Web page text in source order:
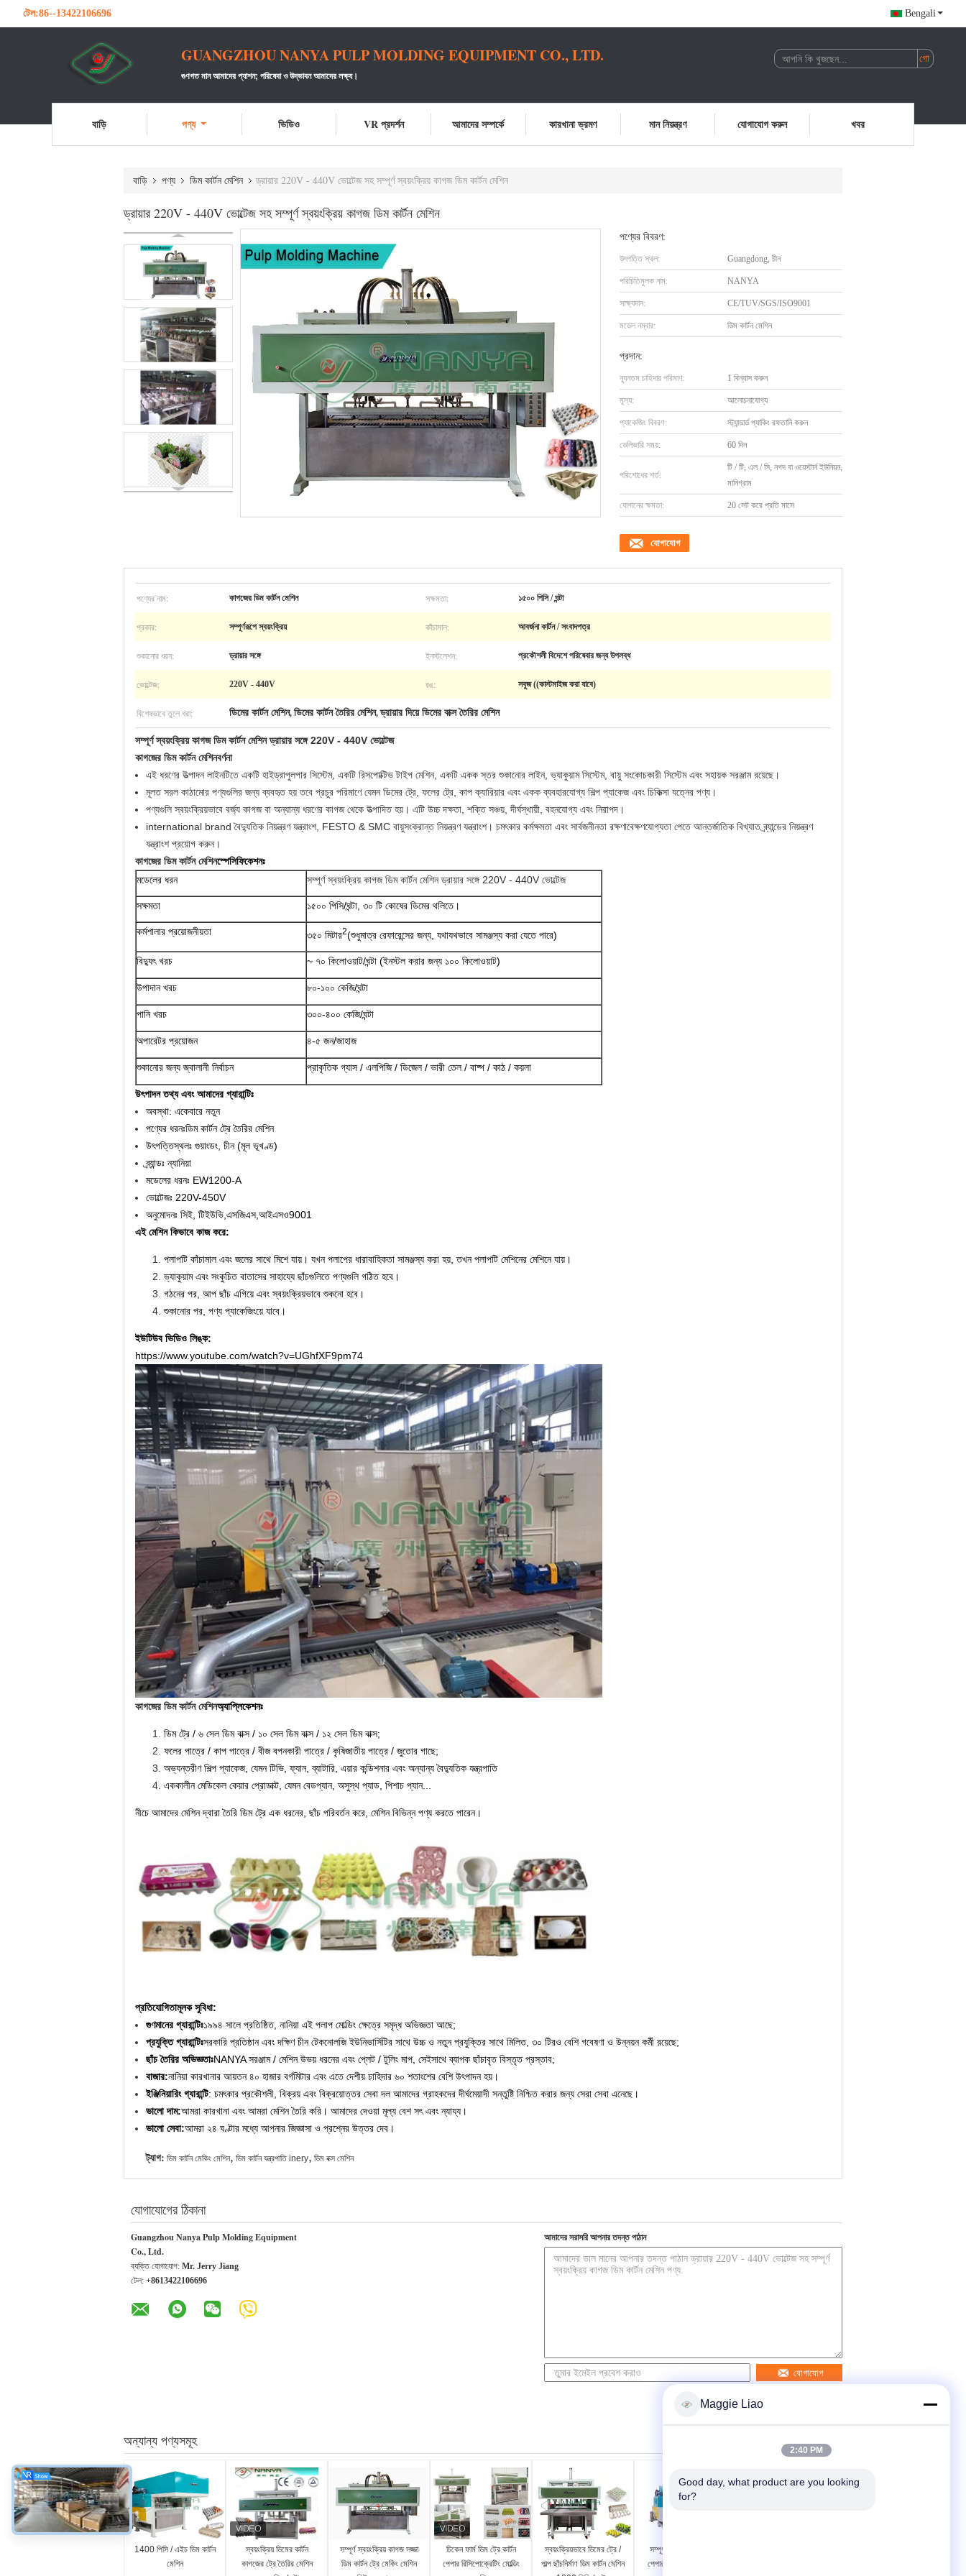
টেল:86--13422106696 Bengali
GUANGZHOU NANYA PULP MOLDING EQUIPMENT CO., LTD.
গুণগত মান আমাদের প্যাশন; পরিষেবা ও উদ্ভাবন আমাদের লক্ষ্য।
বাড়ি পণ্য ভিডিও VR প্রদর্শন আমাদের সম্পর্কে কারখানা ভ্রমণ মান নিয়ন্ত্রণ যোগাযোগ করুন খবর
বাড়ি পণ্য ডিম কার্টন মেশিন ড্রায়ার 220V - 440V ভোল্টেজ সহ সম্পূর্ণ স্বয়ংক্রিয় কাগজ ডিম কার্টন মেশিন
ড্রায়ার 220V - 440V ভোল্টেজ সহ সম্পূর্ণ স্বয়ংক্রিয় কাগজ ডিম কার্টন মেশিন
পণ্যের বিবরণ:
উৎপত্তি স্থল: Guangdong, চীন
পরিচিতিমুলক নাম: NANYA
সাক্ষ্যদান: CE/TUV/SGS/ISO9001
মডেল নম্বার: ডিম কার্টন মেশিন
প্রদান:
ন্যূনতম চাহিদার পরিমাণ: 1 বিন্যাস করুন
মূল্য: আলোচনাযোগ্য
প্যাকেজিং বিবরণ: স্ট্যান্ডার্ড প্যাকিং রফতানি করুন
ডেলিভারি সময়: 60 দিন
পরিশোধের শর্ত:
টি / টি, এল / সি, নগদ বা ওয়েস্টার্ন ইউনিয়ন,
মানিগ্রাম
যোগানের ক্ষমতা: 20 সেট করে প্রতি মাসে
যোগাযোগ
পণ্যের নাম: কাগজের ডিম কার্টন মেশিন সক্ষমতা: ১৫০০ পিসি / ঘন্টা
প্রকার: সম্পূর্ণরূপে স্বয়ংক্রিয় কাঁচামাল: আবর্জনা কার্টন / সংবাদপত্র
শুকানোর ধরন: ড্রায়ার সঙ্গে ইনস্টলেশন: প্রকৌশলী বিদেশে পরিষেবার জন্য উপলব্ধ
ভোল্টেজ: 220V - 440V রঙ: সবুজ ((কাস্টমাইজ করা যাবে)
বিশেষভাবে তুলে ধরা: ডিমের কার্টন মেশিন, ডিমের কার্টন তৈরির মেশিন,ড্রায়ার দিয়ে ডিমের বাক্স তৈরির মেশিন
সম্পূর্ণ স্বয়ংক্রিয় কাগজ ডিম কার্টন মেশিন ড্রায়ার সঙ্গে 220V - 440V ভোল্টেজ
কাগজের ডিম কার্টন মেশিনবর্ণনা
এই ধরণের উত্পাদন লাইনটিতে একটি হাইড্রাপুলপার সিস্টেম, একটি রিসপোক্টিভ টাইপ মেশিন, একটি একক স্তর শুকানোর লাইন, ভ্যাকুয়াম সিস্টেম, বায়ু সংকোচকারী সিস্টেম এবং সহায়ক সরঞ্জাম রয়েছে।
মূলত সরল কাঠামোর পণ্যগুলির জন্য ব্যবহৃত হয় তবে প্রচুর পরিমাণে যেমন ডিমের ট্রে, ফলের ট্রে, কাপ ক্যারিয়ার এবং একক ব্যবহারযোগ্য শিল্প প্যাকেজ এবং চিকিত্সা যত্নের পণ্য।
পণ্যগুলি স্বয়ংক্রিয়ভাবে বর্জ্য কাগজ বা অন্যান্য ধরণের কাগজ থেকে উত্পাদিত হয়। এটি উচ্চ দক্ষতা, শক্তি সঞ্চয়, দীর্ঘস্থায়ী, বহনযোগ্য এবং নিরাপদ।
international brand বৈদ্যুতিক নিয়ন্ত্রণ যন্ত্রাংশ, FESTO & SMC বায়ুসংক্রান্ত নিয়ন্ত্রণ যন্ত্রাংশ। চমৎকার কর্মক্ষমতা এবং সার্বজনীনতা রক্ষণাবেক্ষণযোগ্যতা পেতে আন্তর্জাতিক বিখ্যাত ব্র্যান্ডের নিয়ন্ত্রণ
যন্ত্রাংশ প্রয়োগ করুন।
কাগজের ডিম কার্টন মেশিনস্পেসিফিকেশনঃ
মডেলের ধরন
সম্পূর্ণ স্বয়ংক্রিয় কাগজ ডিম কার্টন মেশিন ড্রায়ার সঙ্গে 220V - 440V ভোল্টেজ
সক্ষমতা ১৫০০ পিসি/ঘন্টা, ৩০ টি কোষের ডিমের থলিতে।
কর্মশালার প্রয়োজনীয়তা ৩৫০ মিটার2(শুধুমাত্র রেফারেন্সের জন্য, যথাযথভাবে সামঞ্জস্য করা যেতে পারে)
বিদ্যুৎ খরচ ~ ৭০ কিলোওয়াট/ঘন্টা (ইনস্টল করার জন্য ১০০ কিলোওয়াট)
উপাদান খরচ ৮০-১০০ কেজি/ঘন্টা
পানি খরচ ৩০০-৪০০ কেজি/ঘন্টা
অপারেটর প্রয়োজন ৪-৫ জন/জাহাজ
শুকানোর জন্য জ্বালানী নির্বাচন প্রাকৃতিক গ্যাস / এলপিজি / ডিজেল / ভারী তেল / বাষ্প / কাঠ / কয়লা
উৎপাদন তথ্য এবং আমাদের গ্যারান্টিঃ
অবস্থা: একেবারে নতুন
পণ্যের ধরনঃডিম কার্টন ট্রে তৈরির মেশিন
উৎপত্তিস্থলঃ গুয়াংডং, চীন (মূল ভূখণ্ড)
ব্র্যান্ডঃ ন্যানিয়া
মডেলের ধরনঃ EW1200-A
ভোল্টেজঃ 220V-450V
অনুমোদনঃ সিই, টিইউভি,এসজিএস,আইএসও9001
এই মেশিন কিভাবে কাজ করে:
পলাপটি কাঁচামাল এবং জলের সাথে মিশে যায়। যখন পলাপের ধারাবাহিকতা সামঞ্জস্য করা হয়, তখন পলাপটি মেশিনের মেশিনে যায়।
ভ্যাকুয়াম এবং সংকুচিত বাতাসের সাহায্যে ছাঁচগুলিতে পণ্যগুলি গঠিত হবে।
গঠনের পর, আপ ছাঁচ এগিয়ে এবং স্বয়ংক্রিয়ভাবে শুকনো হবে।
শুকানোর পর, পণ্য প্যাকেজিংয়ে যাবে।
ইউটিউব ভিডিও লিঙ্ক:
https://www.youtube.com/watch?v=UGhfXF9pm74
কাগজের ডিম কার্টন মেশিনঅ্যাপ্লিকেশনঃ
ডিম ট্রে / ৬ সেল ডিম বাক্স / ১০ সেল ডিম বাক্স / ১২ সেল ডিম বাক্স;
ফলের পাত্রে / কাপ পাত্রে / বীজ বপনকারী পাত্রে / কৃষিজাতীয় পাত্রে / জুতোর গাছে;
অভ্যন্তরীণ শিল্প প্যাকেজ, যেমন টিভি, ফ্যান, ব্যাটারি, এয়ার কন্ডিশনার এবং অন্যান্য বৈদ্যুতিক যন্ত্রপাতি
এককালীন মেডিকেল কেয়ার প্রোডাক্ট, যেমন বেডপ্যান, অসুস্থ প্যাড, পিশাচ প্যান...
নীচে আমাদের মেশিন দ্বারা তৈরি ডিম ট্রে এক ধরনের, ছাঁচ পরিবর্তন করে, মেশিন বিভিন্ন পণ্য করতে পারেন।
প্রতিযোগিতামূলক সুবিধা:
গুণমানের গ্যারান্টিঃ১৯৯৪ সালে প্রতিষ্ঠিত, নানিয়া এই পলাপ মোল্ডিং ক্ষেত্রে সমৃদ্ধ অভিজ্ঞতা আছে;
প্রযুক্তি গ্যারান্টিঃসরকারি প্রতিষ্ঠান এবং দক্ষিণ চীন টেকনোলজি ইউনিভার্সিটির সাথে উচ্চ ও নতুন প্রযুক্তির সাথে মিলিত, ৩০ টিরও বেশি গবেষণা ও উন্নয়ন কর্মী রয়েছে;
ছাঁচ তৈরির অভিজ্ঞতাঃNANYA সরঞ্জাম / মেশিন উভয় ধরনের এবং প্লেট / টুলিং মাপ, সেইসাথে ব্যাপক ছাঁচাবৃত বিস্তৃত প্রস্তাব;
বাজার:নানিয়া কারখানার আয়তন ৪০ হাজার বর্গমিটার এবং এতে দেশীয় চাহিদার ৬০ শতাংশের বেশি উৎপাদন হয়।
ইঞ্জিনিয়ারিং গ্যারান্টি: চমৎকার প্রকৌশলী, বিক্রয় এবং বিক্রয়োত্তর সেবা দল আমাদের গ্রাহকদের দীর্ঘমেয়াদী সন্তুষ্টি নিশ্চিত করার জন্য সেরা সেবা এনেছে।
ভালো দাম:আমরা কারখানা এবং আমরা মেশিন তৈরি করি। আমাদের দেওয়া মূল্য বেশ সৎ এবং ন্যায্য।
ভালো সেবা:আমরা ২৪ ঘণ্টার মধ্যে আপনার জিজ্ঞাসা ও প্রশ্নের উত্তর দেব।
ট্যাগ: ডিম কার্টন মেকিং মেশিন, ডিম কার্টন যন্ত্রপাতি inery, ডিম বক্স মেশিন
যোগাযোগের ঠিকানা
Guangzhou Nanya Pulp Molding Equipment
Co., Ltd.
ব্যক্তি যোগাযোগ: Mr. Jerry Jiang
টেল: +8613422106696
আমাদের সরাসরি আপনার তদন্ত পাঠান
যোগাযোগ
অন্যান্য পণ্যসমূহ
1400 পিসি / এইচ ডিম কার্টন
মেশিন
স্বয়ংক্রিয় ডিমের কার্টন
কাগজের ট্রে তৈরির মেশিন
সম্পূর্ণ স্বয়ংক্রিয় কাগজ সজ্জা
ডিম কার্টন ট্রে মেকিং মেশিন
চিকেন ফার্ম ডিম ট্রে কার্টন
পেপার রিসিপোক্রেটিং মোল্ডিং
স্বয়ংক্রিয়ভাবে ডিমের ট্রে /
পাল্প ছাঁচনির্মাণ ডিম কার্টন মেশিন
সম্পূর্ণ স্বয়ংক্রিয় টার্নওভার
পেপার ডিম কার্টন মেশিন ডিম
Maggie Liao
2:40 PM
Good day, what product are you looking
for?